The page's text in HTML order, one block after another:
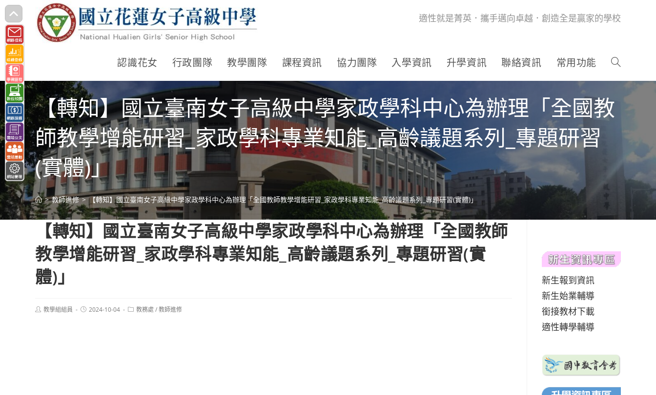
跳
轉
至
主
要
內
容
適性就是菁英．攜手邁向卓越．創造全是贏家的學校
認識花女 行政團隊 教學團隊 課程資訊 協力團隊 入學資訊 升學資訊 聯絡資訊 常用功能
【轉知】國立臺南女子高級中學家政學科中心為辦理「全國教
師教學增能研習_家政學科專業知能_高齡議題系列_專題研習
(實體)」
> 教師進修 > 【轉知】國立臺南女子高級中學家政學科中心為辦理「全國教師教學增能研習_家政學科專業知能_高齡議題系列_專題研習(實體)」
【轉知】國立臺南女子高級中學家政學科中心為辦理「全國教師
教學增能研習_家政學科專業知能_高齡議題系列_專題研習(實
體)」
Post教學組組員
Post2024-10-04
Post教務處 /教師進修
新生報到資訊
新生始業輔導
銜接教材下載
適性轉學輔導